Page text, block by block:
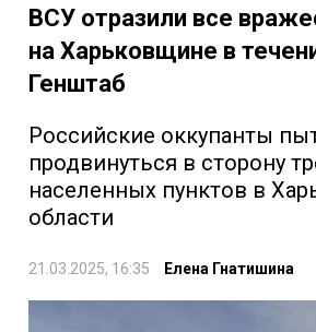
ВСУ отразили все
на Харьковщине в
Генштаб
Российские оккупанты
продвинуться в сторону
населенных пунктов в
области
21.03.2025, 16:35 Елена Гнатишина